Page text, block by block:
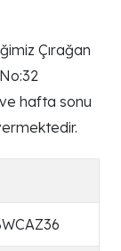
Çırağan
hafta sonu